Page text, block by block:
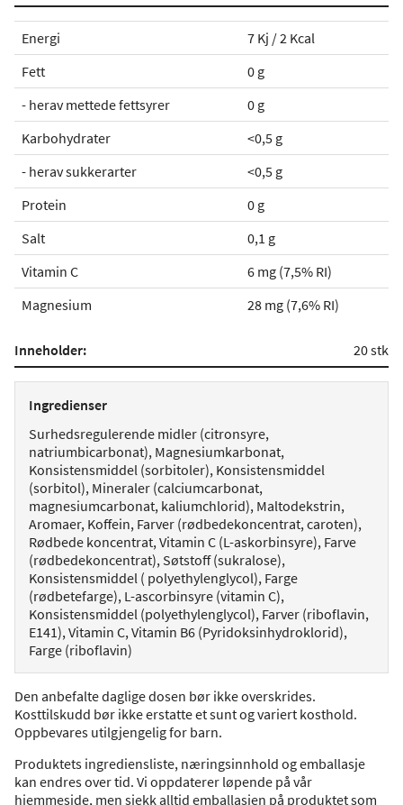
Energi
7 Kj / 2 Kcal
Fett
0 g
- herav mettede fettsyrer
0 g
Karbohydrater
<0,5 g
- herav sukkerarter
<0,5 g
Protein
0 g
Salt
0,1 g
Vitamin C
6 mg (7,5% RI)
Magnesium
28 mg (7,6% RI)
Inneholder: 20 stk
Ingredienser
Surhedsregulerende midler (citronsyre,
natriumbicarbonat), Magnesiumkarbonat,
Konsistensmiddel (sorbitoler), Konsistensmiddel
(sorbitol), Mineraler (calciumcarbonat,
magnesiumcarbonat, kaliumchlorid), Maltodekstrin,
Aromaer, Koffein, Farver (rødbedekoncentrat, caroten),
Rødbede koncentrat, Vitamin C (L-askorbinsyre), Farve
(rødbedekoncentrat), Søtstoff (sukralose),
Konsistensmiddel ( polyethylenglycol), Farge
(rødbetefarge), L-ascorbinsyre (vitamin C),
Konsistensmiddel (polyethylenglycol), Farver (riboflavin,
E141), Vitamin C, Vitamin B6 (Pyridoksinhydroklorid),
Farge (riboflavin)
Den anbefalte daglige dosen bør ikke overskrides.
Kosttilskudd bør ikke erstatte et sunt og variert kosthold.
Oppbevares utilgjengelig for barn.
Produktets ingrediensliste, næringsinnhold og emballasje
kan endres over tid. Vi oppdaterer løpende på vår
hjemmeside, men sjekk alltid emballasjen på produktet som